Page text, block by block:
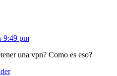
9:49 pm
una vpn? Como es eso?